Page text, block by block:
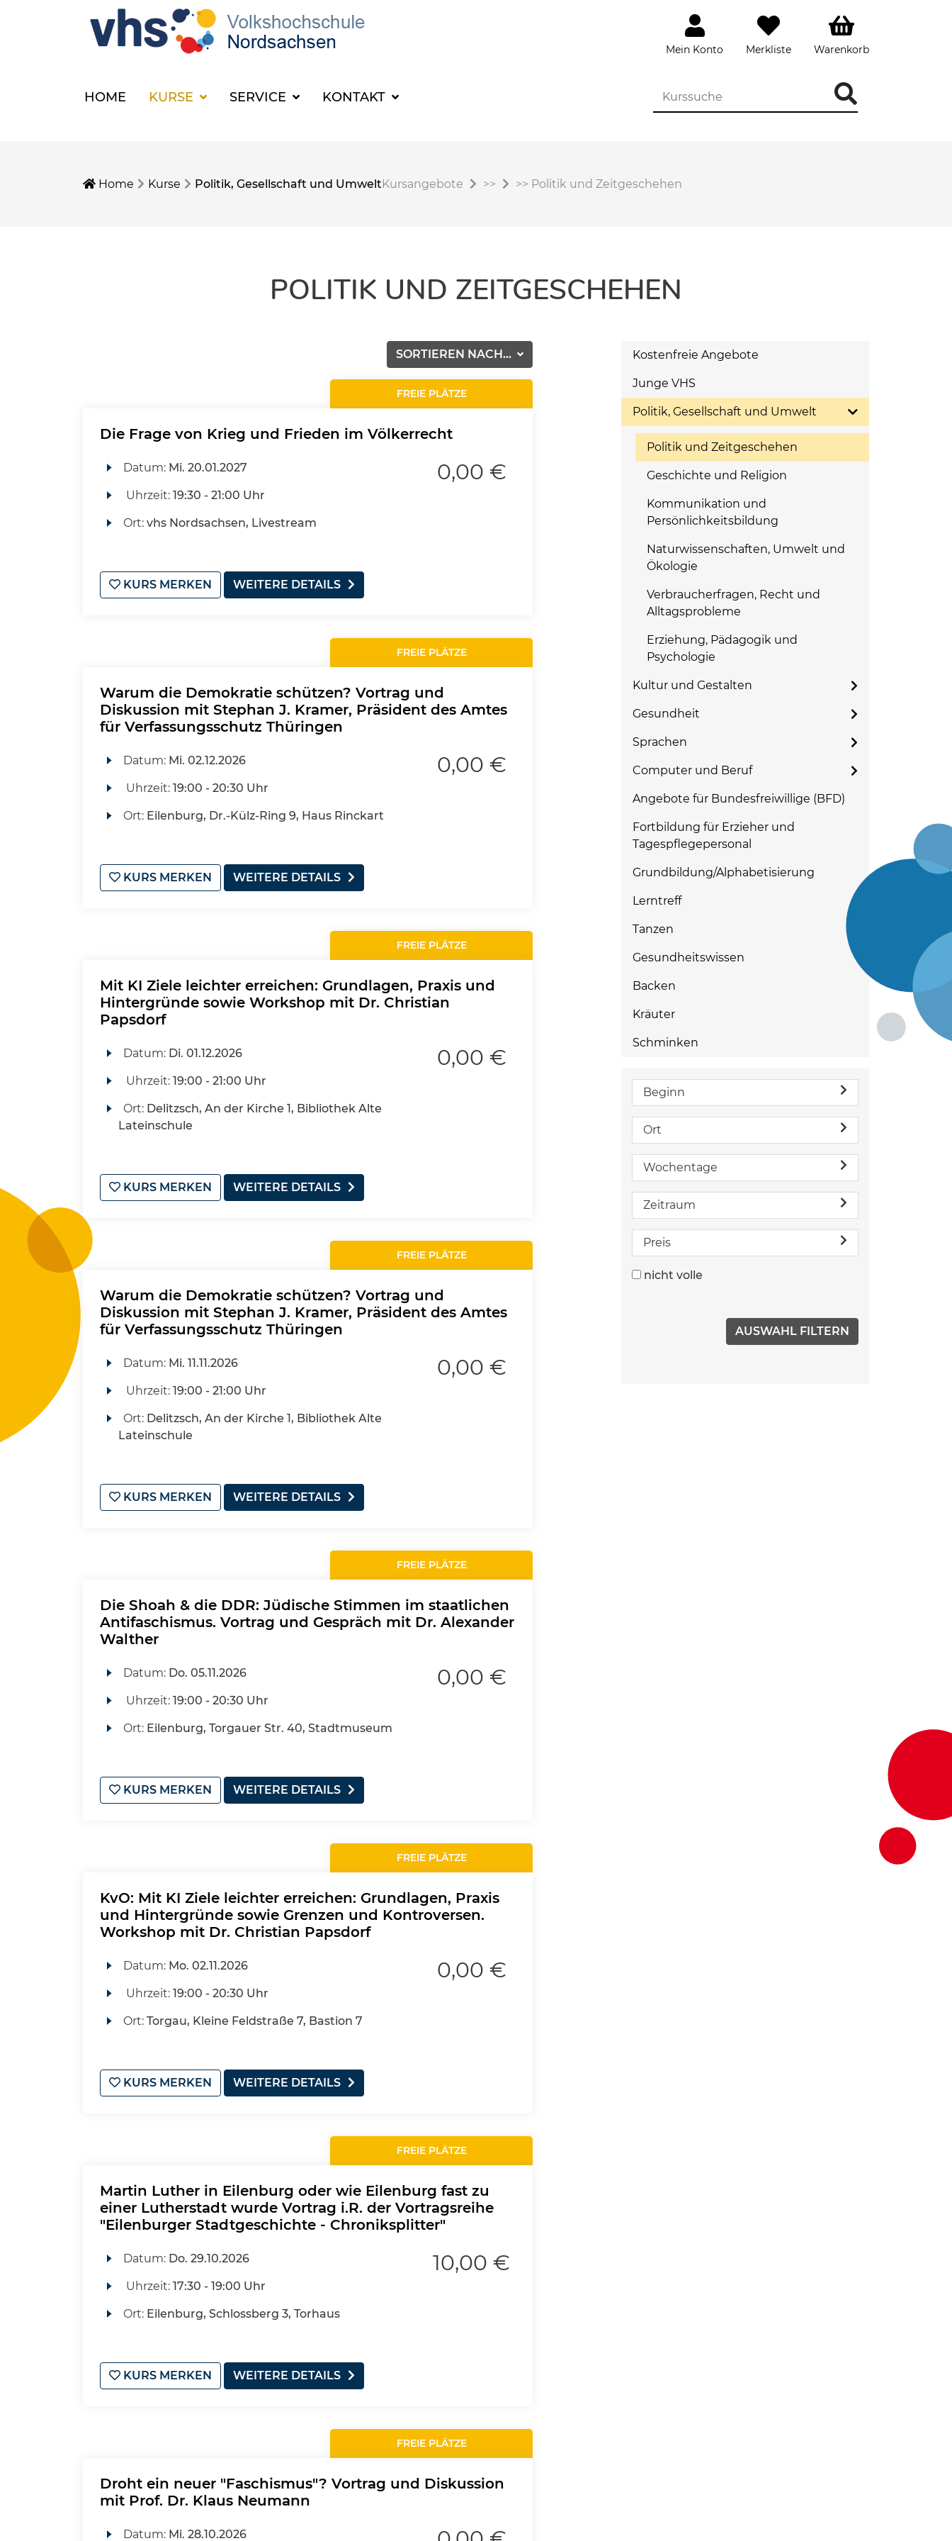
Mein Konto Merkliste Warenkorb
HOME KURSE SERVICE KONTAKT
Home Kurse Politik, Gesellschaft und UmweltKursangebote >> >> Politik und Zeitgeschehen
POLITIK UND ZEITGESCHEHEN
SORTIEREN NACH...
FREIE PLÄTZE
Die Frage von Krieg und Frieden im Völkerrecht
Datum: Mi. 20.01.2027
Uhrzeit: 19:30 - 21:00 Uhr
Ort: vhs Nordsachsen, Livestream
0,00 €
KURS MERKEN WEITERE DETAILS
FREIE PLÄTZE
Warum die Demokratie schützen? Vortrag und
Diskussion mit Stephan J. Kramer, Präsident des Amtes
für Verfassungsschutz Thüringen
Datum: Mi. 02.12.2026
Uhrzeit: 19:00 - 20:30 Uhr
Ort: Eilenburg, Dr.-Külz-Ring 9, Haus Rinckart
0,00 €
KURS MERKEN WEITERE DETAILS
FREIE PLÄTZE
Mit KI Ziele leichter erreichen: Grundlagen, Praxis und
Hintergründe sowie Workshop mit Dr. Christian
Papsdorf
Datum: Di. 01.12.2026
Uhrzeit: 19:00 - 21:00 Uhr
Ort: Delitzsch, An der Kirche 1, Bibliothek Alte
Lateinschule
0,00 €
KURS MERKEN WEITERE DETAILS
FREIE PLÄTZE
Warum die Demokratie schützen? Vortrag und
Diskussion mit Stephan J. Kramer, Präsident des Amtes
für Verfassungsschutz Thüringen
Datum: Mi. 11.11.2026
Uhrzeit: 19:00 - 21:00 Uhr
Ort: Delitzsch, An der Kirche 1, Bibliothek Alte
Lateinschule
0,00 €
KURS MERKEN WEITERE DETAILS
FREIE PLÄTZE
Die Shoah & die DDR: Jüdische Stimmen im staatlichen
Antifaschismus. Vortrag und Gespräch mit Dr. Alexander
Walther
Datum: Do. 05.11.2026
Uhrzeit: 19:00 - 20:30 Uhr
Ort: Eilenburg, Torgauer Str. 40, Stadtmuseum
0,00 €
KURS MERKEN WEITERE DETAILS
FREIE PLÄTZE
KvO: Mit KI Ziele leichter erreichen: Grundlagen, Praxis
und Hintergründe sowie Grenzen und Kontroversen.
Workshop mit Dr. Christian Papsdorf
Datum: Mo. 02.11.2026
Uhrzeit: 19:00 - 20:30 Uhr
Ort: Torgau, Kleine Feldstraße 7, Bastion 7
0,00 €
KURS MERKEN WEITERE DETAILS
FREIE PLÄTZE
Martin Luther in Eilenburg oder wie Eilenburg fast zu
einer Lutherstadt wurde Vortrag i.R. der Vortragsreihe
"Eilenburger Stadtgeschichte - Chroniksplitter"
Datum: Do. 29.10.2026
Uhrzeit: 17:30 - 19:00 Uhr
Ort: Eilenburg, Schlossberg 3, Torhaus
10,00 €
KURS MERKEN WEITERE DETAILS
FREIE PLÄTZE
Droht ein neuer "Faschismus"? Vortrag und Diskussion
mit Prof. Dr. Klaus Neumann
Datum: Mi. 28.10.2026
Kostenfreie Angebote
Junge VHS
Politik, Gesellschaft und Umwelt
Politik und Zeitgeschehen
Geschichte und Religion
Kommunikation und
Persönlichkeitsbildung
Naturwissenschaften, Umwelt und
Ökologie
Verbraucherfragen, Recht und
Alltagsprobleme
Erziehung, Pädagogik und
Psychologie
Kultur und Gestalten
Gesundheit
Sprachen
Computer und Beruf
Angebote für Bundesfreiwillige (BFD)
Fortbildung für Erzieher und
Tagespflegepersonal
Grundbildung/Alphabetisierung
Lerntreff
Tanzen
Gesundheitswissen
Backen
Kräuter
Schminken
Beginn
Ort
Wochentage
Zeitraum
Preis
nicht volle